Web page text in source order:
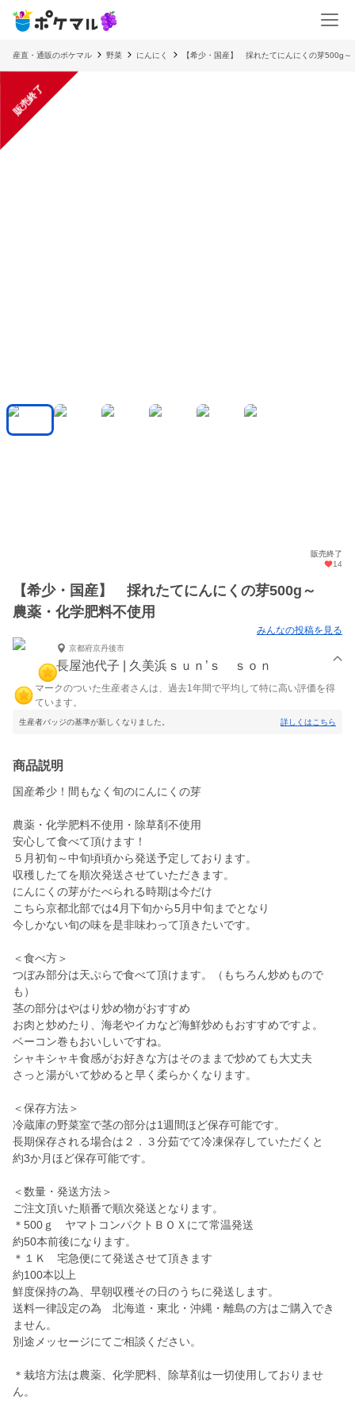
産直・通販のポケマル 野菜 にんにく 【希少・国産】 採れたてにんにくの芽500g
販売終了
販売終了
14
【希少・国産】 採れたてにんにくの芽500g～
農薬・化学肥料不使用
みんなの投稿を見る
京都府京丹後市
長屋池代子 | 久美浜ｓｕｎ’ｓ ｓｏｎ
マークのついた生産者さんは、過去1年間で平均して特に高い評価を得
ています。
生産者バッジの基準が新しくなりました。 詳しくはこちら
商品説明
国産希少！間もなく旬のにんにくの芽
農薬・化学肥料不使用・除草剤不使用
安心して食べて頂けます！
５月初旬～中旬頃頃から発送予定しております。
収穫したてを順次発送させていただきます。
にんにくの芽がたべられる時期は今だけ
こちら京都北部では4月下旬から5月中旬までとなり
今しかない旬の味を是非味わって頂きたいです。
＜食べ方＞
つぼみ部分は天ぷらで食べて頂けます。（もちろん炒めもので
も）
茎の部分はやはり炒め物がおすすめ
お肉と炒めたり、海老やイカなど海鮮炒めもおすすめですよ。
ベーコン巻もおいしいですね。
シャキシャキ食感がお好きな方はそのままで炒めても大丈夫
さっと湯がいて炒めると早く柔らかくなります。
＜保存方法＞
冷蔵庫の野菜室で茎の部分は1週間ほど保存可能です。
長期保存される場合は２．３分茹でて冷凍保存していただくと
約3か月ほど保存可能です。
＜数量・発送方法＞
ご注文頂いた順番で順次発送となります。
＊500ｇ ヤマトコンパクトＢＯＸにて常温発送
約50本前後になります。
＊１Ｋ 宅急便にて発送させて頂きます
約100本以上
鮮度保持の為、早朝収穫その日のうちに発送します。
送料一律設定の為 北海道・東北・沖縄・離島の方はご購入でき
ません。
別途メッセージにてご相談ください。
＊栽培方法は農薬、化学肥料、除草剤は一切使用しておりませ
ん。